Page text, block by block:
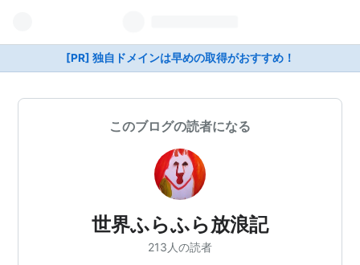
[PR] 独自ドメインは早めの取得がおすすめ！
このブログの読者になる
世界ふらふら放浪記
213人の読者